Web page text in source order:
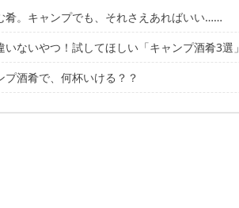
肴。キャンプでも、それさえあればいい……
人におすすめの記事です
いないやつ！試してほしい「キャンプ酒肴3選」
ーフのチーズディップ
ムチーズの醤油漬け
プ酒肴で、何杯いける？？
も注目してみよう